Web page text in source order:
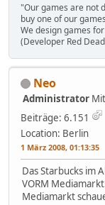
"Our games are not
buy one of our
We design games
(Developer Red
Neo
Administrator
Beiträge: 6.151
Location: Berlin
1 März 2008, 01:13:35
Das Starbucks im
VORM
Mediamarkt